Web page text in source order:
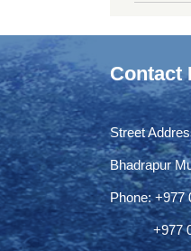
Contact
Street
Bhadrapur
Phone: ‌+977
+977